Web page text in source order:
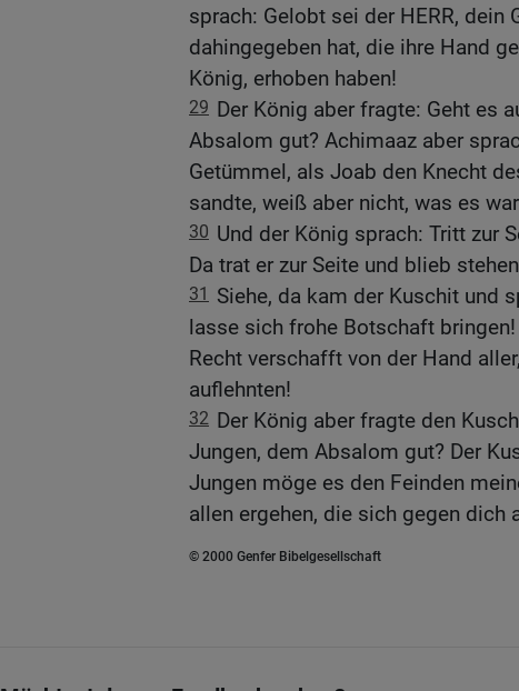
sprach: Gelobt sei der HERR, dein
dahingegeben hat, die ihre Hand
König, erhoben haben!
29 Der König aber fragte: Geht es
Absalom gut? Achimaaz aber
Getümmel, als Joab den Knecht
sandte, weiß aber nicht, was es
30 Und der König sprach: Tritt zur
Da trat er zur Seite und blieb
31
Siehe, da kam der Kuschit und
lasse sich frohe Botschaft bringen!
Recht verschafft von der Hand
auflehnten!
32 Der König aber fragte den
Jungen, dem Absalom gut? Der
Jungen möge es den Feinden
allen ergehen, die sich gegen dich
© 2000 Genfer Bibelgesellschaft